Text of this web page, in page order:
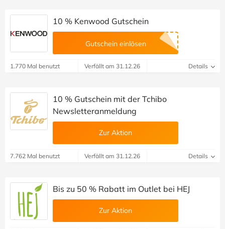
10 % Kenwood Gutschein
Gutschein einlösen
1.770 Mal benutzt Verfällt am 31.12.26 Details
10 % Gutschein mit der Tchibo
Newsletteranmeldung
Zur Aktion
7.762 Mal benutzt Verfällt am 31.12.26 Details
Bis zu 50 % Rabatt im Outlet bei HEJ
Zur Aktion